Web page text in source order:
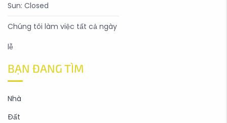
Sun: Closed
Chúng tôi làm việc tất cả ngày
lễ
BẠN ĐANG TÌM
Nhà
Đất